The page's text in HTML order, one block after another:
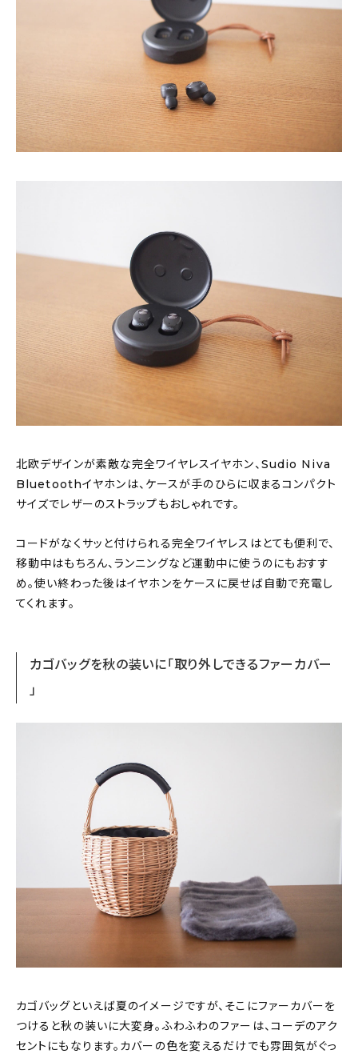
北欧デザインが素敵な完全ワイヤレスイヤホン、Sudio Niva
Bluetoothイヤホンは、ケースが手のひらに収まるコンパクト
サイズでレザーのストラップもおしゃれです。
コードがなくサッと付けられる完全ワイヤレスはとても便利で、
移動中はもちろん、ランニングなど運動中に使うのにもおすす
め。使い終わった後はイヤホンをケースに戻せば自動で充電し
てくれます。
カゴバッグを秋の装いに「取り外しできるファーカバー
」
カゴバッグといえば夏のイメージですが、そこにファーカバーを
つけると秋の装いに大変身。ふわふわのファーは、コーデのアク
セントにもなります。カバーの色を変えるだけでも雰囲気がぐっ